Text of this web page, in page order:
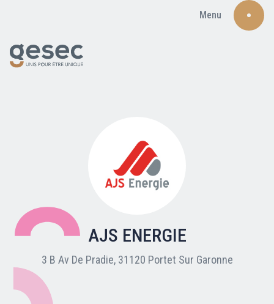
Menu
Nos adhérents
Carte du réseau
Nos partenaires
AJS ENERGIE
3 B Av De Pradie, 31120 Portet Sur Garonne